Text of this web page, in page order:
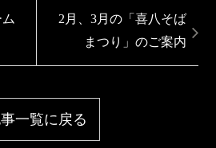
2月、3月の「喜八そば
まつり」のご案内
一覧に戻る